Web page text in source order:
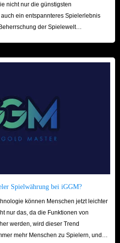
Bogen und Schilde. Beachten Sie,
Haltbarkeit haben und
Gerichte, die Herzen regenerieren oder
Stasis, Cryonis und das Fernzünder-
Dieses zyklische Ereignis lässt
wieder erscheinen. Ideal, um
nicht nur die günstigsten
ein entspannteres Spielerlebnis
der Spielewelt
Spielwährung bei iGGM?
können Menschen jetzt leichter
nur das, da die Funktionen von
werden, wird dieser Trend
mehr Menschen zu Spielern, und